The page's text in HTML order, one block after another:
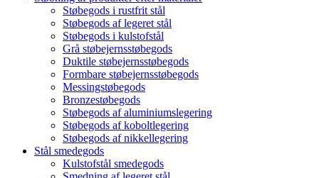
Støbegods i rustfrit stål
Støbegods af legeret stål
Støbegods i kulstofstål
Grå støbejernsstøbegods
Duktile støbejernsstøbegods
Formbare støbejernsstøbegods
Messingstøbegods
Bronzestøbegods
Støbegods af aluminiumslegering
Støbegods af koboltlegering
Støbegods af nikkellegering
Stål smedegods
Kulstofstål smedegods